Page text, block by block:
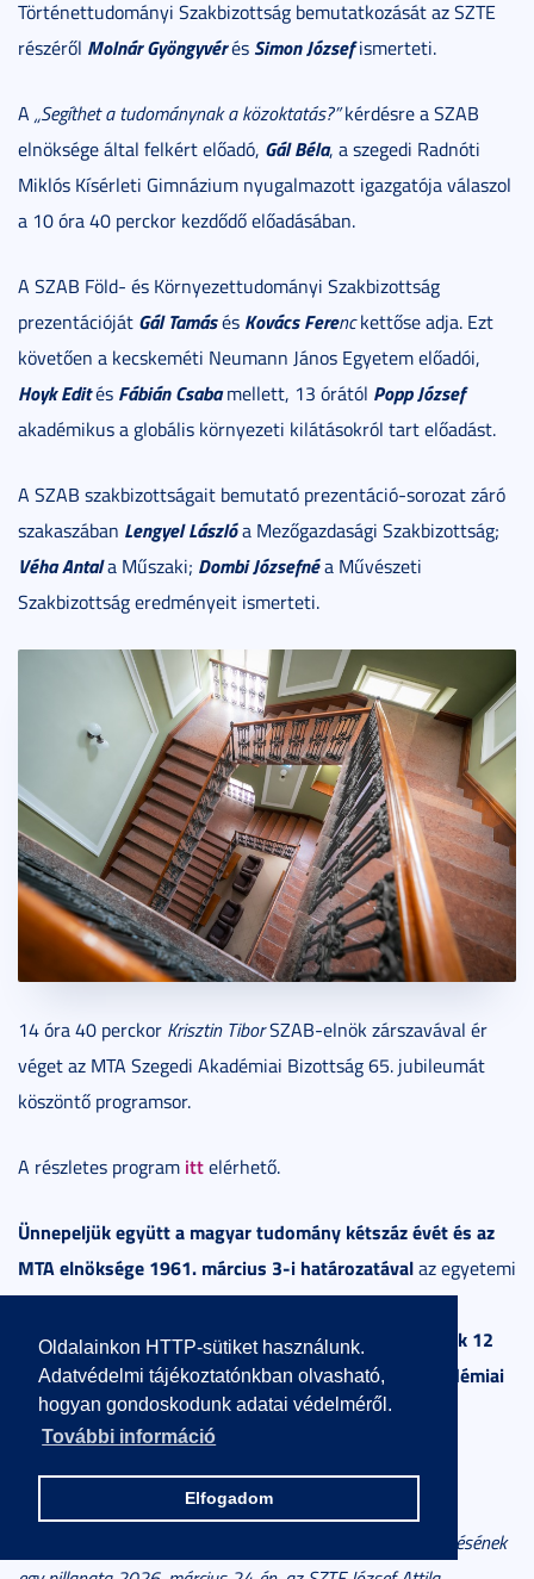
Oldalainkon HTTP-sütiket használunk.
Adatvédelmi tájékoztatónkban olvasható,
hogyan gondoskodunk adatai védelméről.
További információ
Elfogadom
Történettudományi Szakbizottság bemutatkozását az SZTE
részéről Molnár Gyöngyvérés Simon Józsefismerteti.
A „Segíthet a tudománynak a közoktatás?”kérdésre a SZAB
elnöksége által felkért előadó, Gál Béla, a szegedi Radnóti
Miklós Kísérleti Gimnázium nyugalmazott igazgatója válaszol
a 10 óra 40 perckor kezdődő előadásában.
A SZAB Föld- és Környezettudományi Szakbizottság
prezentációját Gál Tamásés Kovács Ferenckettőse adja. Ezt
követően a kecskeméti Neumann János Egyetem előadói,
Hoyk Edités Fábián Csabamellett, 13 órától Popp József
akadémikus a globális környezeti kilátásokról tart előadást.
A SZAB szakbizottságait bemutató prezentáció-sorozat záró
szakaszában Lengyel Lászlóa Mezőgazdasági Szakbizottság;
Véha Antala Műszaki; Dombi Józsefnéa Művészeti
Szakbizottság eredményeit ismerteti.
14 óra 40 perckor Krisztin TiborSZAB-elnök zárszavával ér
véget az MTA Szegedi Akadémiai Bizottság 65. jubileumát
köszöntő programsor.
A részletes program ittelérhető.
Ünnepeljük együtt a magyar tudomány kétszáz évét és az
MTA elnöksége 1961. március 3-i határozatávalaz egyetemi
városokban sorra létrehozott akadémiai területi
bizottságokat, azok közül isa 27 szegedi tudós, köztük 12
akadémikus által elsőként megalakított Szegedi Akadémiai
Bizottságot!
A borítóképen: a Szilassi poliéder üveg-acél szobor elhelyezésének